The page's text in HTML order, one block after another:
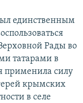
единственным
Рады во
татарами в
применила силу
крымских
в селе